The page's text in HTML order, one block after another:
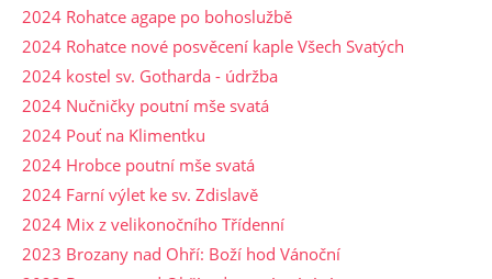
2024 Rohatce agape po bohoslužbě
2024 Rohatce nové posvěcení kaple Všech Svatých
2024 kostel sv. Gotharda - údržba
2024 Nučničky poutní mše svatá
2024 Pouť na Klimentku
2024 Hrobce poutní mše svatá
2024 Farní výlet ke sv. Zdislavě
2024 Mix z velikonočního Třídenní
2023 Brozany nad Ohří: Boží hod Vánoční